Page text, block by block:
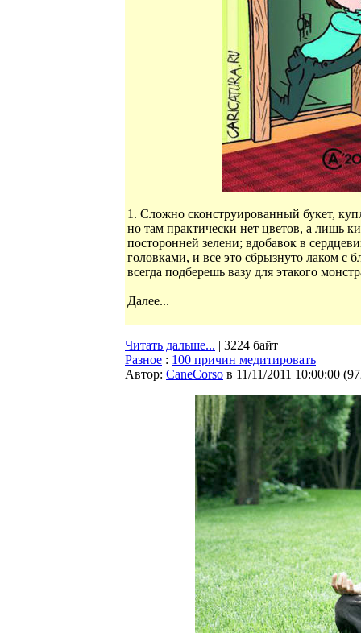
1. Сложно сконструированный букет,
но там практически нет цветов, а лишь
посторонней зелени; вдобавок в
головками, и все это сбрызнуто лаком
всегда подберешь вазу для этакого
Далее...
Читать дальше... | 3224 байт
Разное : 100 причин медитировать
Автор: CaneCorso в 11/11/2011 10:00:00 (